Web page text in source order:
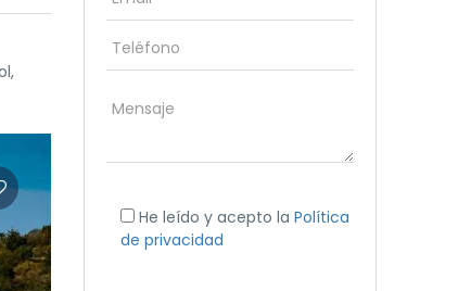
He leído y acepto la Política
de privacidad